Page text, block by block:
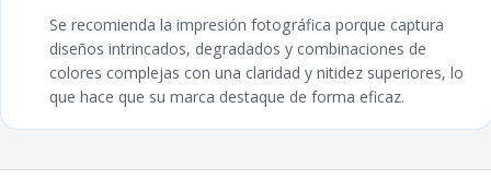
Se recomienda la impresión fotográfica porque captura
diseños intrincados, degradados y combinaciones de
colores complejas con una claridad y nitidez superiores, lo
que hace que su marca destaque de forma eficaz.